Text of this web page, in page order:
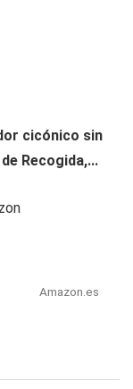
cicónico sin
Recogida,...
Amazon.es